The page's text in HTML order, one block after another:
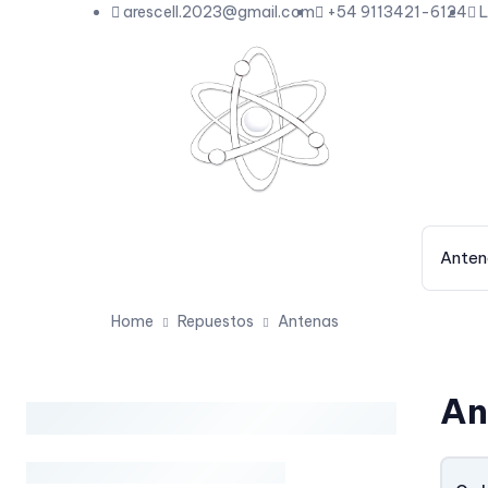
arescell.2023@gmail.com +54 9113421-6124
Home Repuestos Antenas